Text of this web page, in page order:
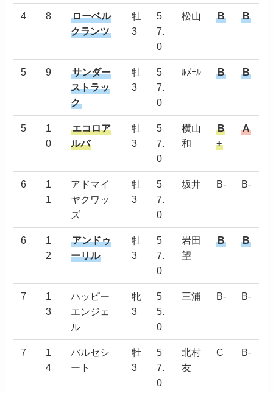
4 8
ローベル
クランツ
牡
3
5
7.
0
松山 B B
5 9
サンダー
ストラッ
ク
牡
3
5
7.
0
ﾙﾒｰﾙ B B
5
1
0
エコロア
ルバ
牡
3
5
7.
0
横山
和
B
+
A
6
1
1
アドマイ
ヤクワッ
ズ
牡
3
5
7.
0
坂井 B- B-
6
1
2
アンドゥ
ーリル
牡
3
5
7.
0
岩田
望
B B
7
1
3
ハッピー
エンジェ
ル
牝
3
5
5.
0
三浦 B- B-
7
1
4
バルセシ
ート
牡
3
5
7.
0
北村
友
C B-